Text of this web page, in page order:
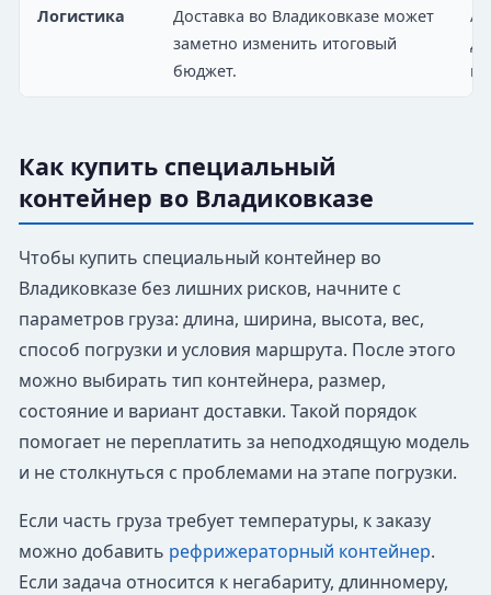
Логистика
Доставка во Владиковказе может
заметно изменить итоговый
бюджет.
Как купить специальный
контейнер во Владиковказе
Чтобы купить специальный контейнер во
Владиковказе без лишних рисков, начните с
параметров груза: длина, ширина, высота, вес,
способ погрузки и условия маршрута. После этого
можно выбирать тип контейнера, размер,
состояние и вариант доставки. Такой порядок
помогает не переплатить за неподходящую модель
и не столкнуться с проблемами на этапе погрузки.
Если часть груза требует температуры, к заказу
можно добавить рефрижераторный контейнер.
Если задача относится к негабариту, длинномеру,